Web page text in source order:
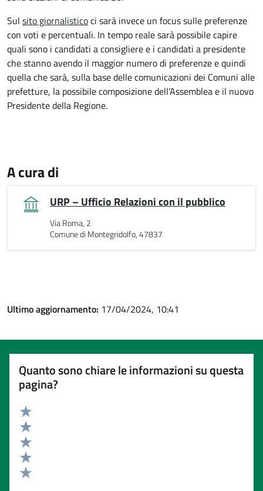
Sul sito giornalisticoci sarà invece un focus sulle preferenze
con voti e percentuali. In tempo reale sarà possibile capire
quali sono i candidati a consigliere e i candidati a presidente
che stanno avendo il maggior numero di preferenze e quindi
quella che sarà, sulla base delle comunicazioni dei Comuni alle
prefetture, la possibile composizione dell’Assemblea e il nuovo
Presidente della Regione.
A cura di
URP – Ufficio Relazioni con il pubblico
Via Roma, 2
Comune di Montegridolfo, 47837
Ultimo aggiornamento: 17/04/2024, 10:41
Quanto sono chiare le informazioni su questa
pagina?
Valuta 5 stelle su 5
Valuta 4 stelle su 5
Valuta 3 stelle su 5
Valuta 2 stelle su 5